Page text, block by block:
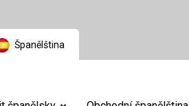
Španělština